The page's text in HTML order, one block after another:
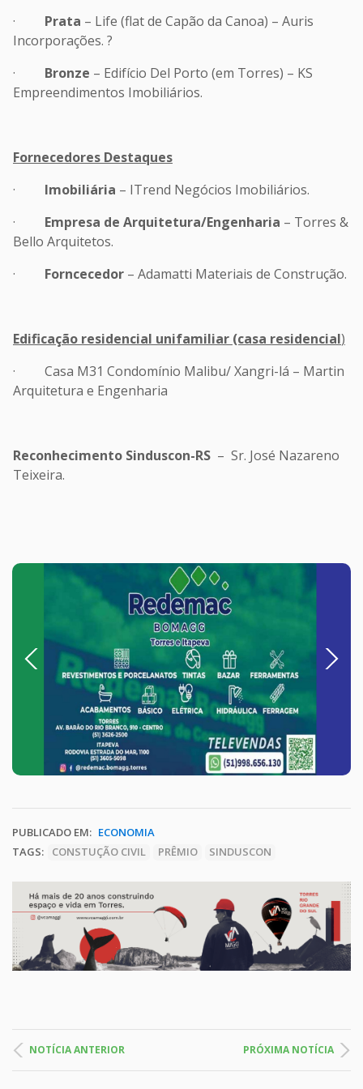
· Prata – Life (flat de Capão da Canoa) – Auris
Incorporações. ?
· Bronze – Edifício Del Porto (em Torres) – KS
Empreendimentos Imobiliários.
Fornecedores Destaques
· Imobiliária – ITrend Negócios Imobiliários.
· Empresa de Arquitetura/Engenharia – Torres &
Bello Arquitetos.
· Forncecedor – Adamatti Materiais de Construção.
Edificação residencial unifamiliar (casa residencial)
· Casa M31 Condomínio Malibu/ Xangri-lá – Martin
Arquitetura e Engenharia
Reconhecimento Sinduscon-RS – Sr. José Nazareno
Teixeira.
Previous Next
PUBLICADO EM: ECONOMIA
TAGS:
CONSTUÇÃO CIVIL PRÊMIO SINDUSCON
NOTÍCIA ANTERIOR PRÓXIMA NOTÍCIA